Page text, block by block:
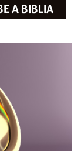
A BIBLIA